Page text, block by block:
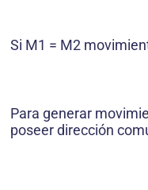
Si M1 = M2
Para generar
poseer dirección